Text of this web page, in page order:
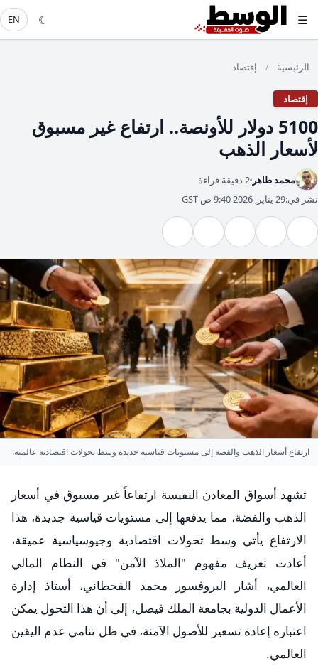
☰
☾
EN
الرئيسية / إقتصاد
إقتصاد
5100 دولار للأونصة.. ارتفاع غير مسبوق
لأسعار الذهب
محمد طاهر 2 دقيقة قراءة
نشر في:29 يناير, 2026 9:40 ص GST
ارتفاع أسعار الذهب والفضة إلى مستويات قياسية جديدة وسط تحولات اقتصادية عالمية.
تشهد أسواق المعادن النفيسة ارتفاعاً غير مسبوق في أسعار
الذهب والفضة، مما يدفعها إلى مستويات قياسية جديدة، هذا
الارتفاع يأتي وسط تحولات اقتصادية وجيوسياسية عميقة،
أعادت تعريف مفهوم "الملاذ الآمن" في النظام المالي
العالمي، أشار البروفسور محمد القحطاني، أستاذ إدارة
الأعمال الدولية بجامعة الملك فيصل، إلى أن هذا التحول يمكن
اعتباره إعادة تسعير للأصول الآمنة، في ظل تنامي عدم اليقين
العالمي.